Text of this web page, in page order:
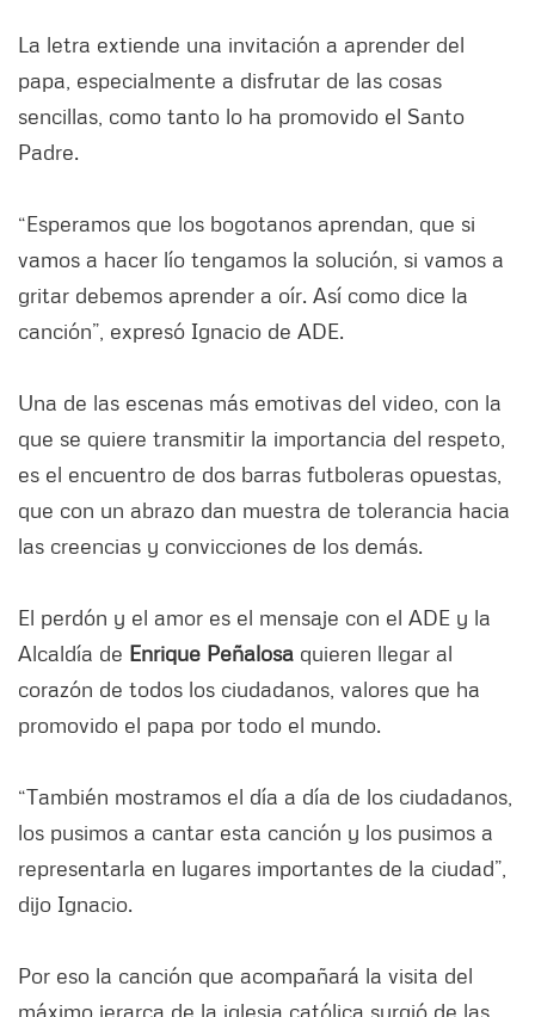
La letra extiende una invitación a aprender del
papa, especialmente a disfrutar de las cosas
sencillas, como tanto lo ha promovido el Santo
Padre.
“Esperamos que los bogotanos aprendan, que si
vamos a hacer lío tengamos la solución, si vamos a
gritar debemos aprender a oír. Así como dice la
canción”, expresó Ignacio de ADE.
Una de las escenas más emotivas del video, con la
que se quiere transmitir la importancia del respeto,
es el encuentro de dos barras futboleras opuestas,
que con un abrazo dan muestra de tolerancia hacia
las creencias y convicciones de los demás.
El perdón y el amor es el mensaje con el ADE y la
Alcaldía de Enrique Peñalosa quieren llegar al
corazón de todos los ciudadanos, valores que ha
promovido el papa por todo el mundo.
“También mostramos el día a día de los ciudadanos,
los pusimos a cantar esta canción y los pusimos a
representarla en lugares importantes de la ciudad”,
dijo Ignacio.
Por eso la canción que acompañará la visita del
máximo jerarca de la iglesia católica surgió de las